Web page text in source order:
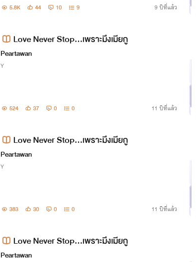
5.8K 44 10 9 9 ปีที่แล้ว
Love Never Stop...เพราะมึงเมียกู
Peartawan
Y
524 37 0 0 11 ปีที่แล้ว
Love Never Stop...เพราะมึงเมียกู
Peartawan
Y
383 30 0 0 11 ปีที่แล้ว
Love Never Stop...เพราะมึงเมียกู
Peartawan